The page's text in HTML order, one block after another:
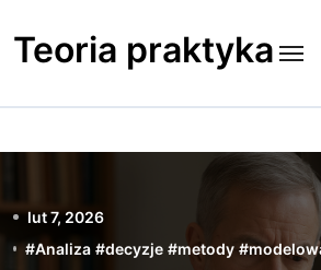
to
content
Teoria praktyka
lut 7, 2026
#Analiza #decyzje #metody #